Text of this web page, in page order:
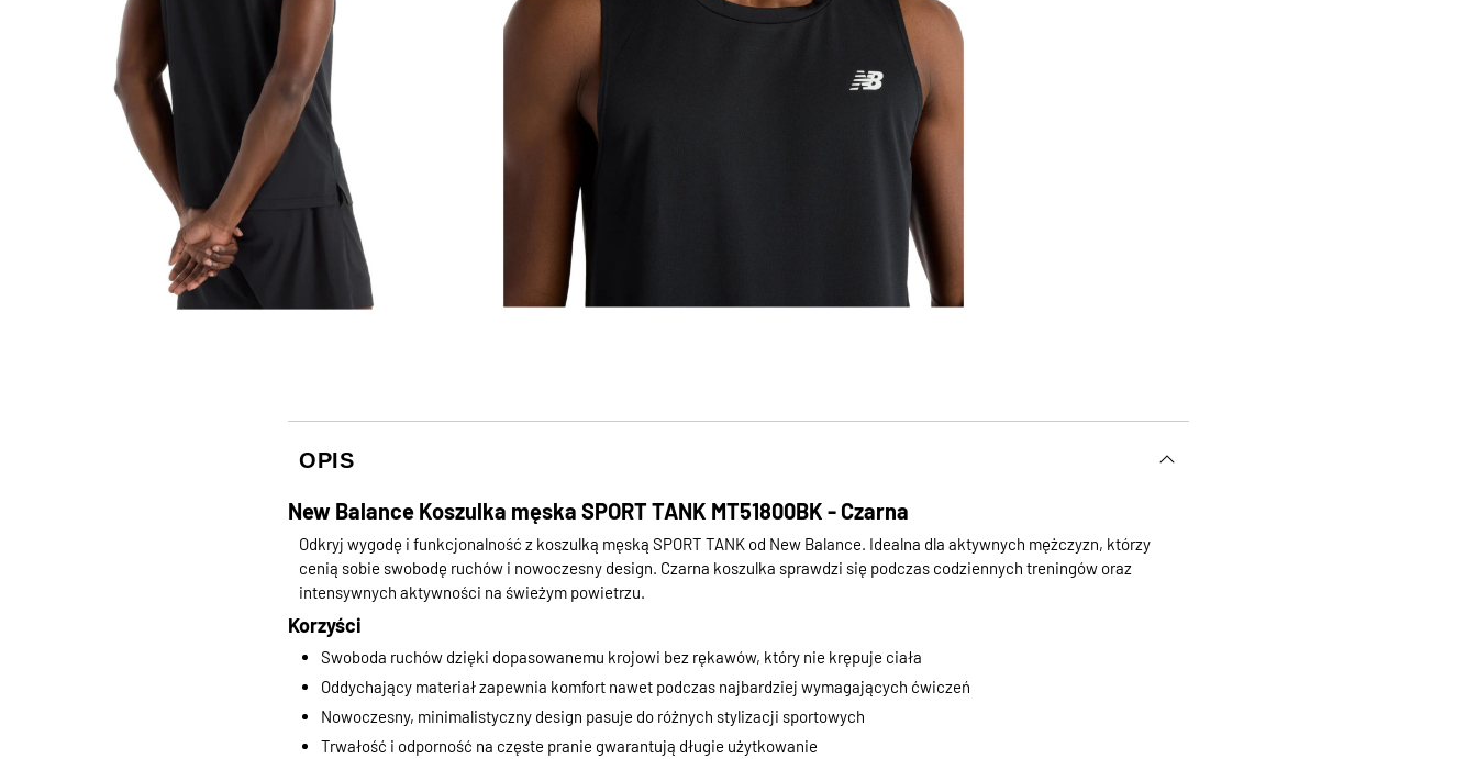
OPIS
New Balance Koszulka męska SPORT TANK MT51800BK - Czarna
Odkryj wygodę i funkcjonalność z koszulką męską SPORT TANK od New Balance. Idealna dla aktywnych mężczyzn, którzy
cenią sobie swobodę ruchów i nowoczesny design. Czarna koszulka sprawdzi się podczas codziennych treningów oraz
intensywnych aktywności na świeżym powietrzu.
Korzyści
Swoboda ruchów dzięki dopasowanemu krojowi bez rękawów, który nie krępuje ciała
Oddychający materiał zapewnia komfort nawet podczas najbardziej wymagających ćwiczeń
Nowoczesny, minimalistyczny design pasuje do różnych stylizacji sportowych
Trwałość i odporność na częste pranie gwarantują długie użytkowanie